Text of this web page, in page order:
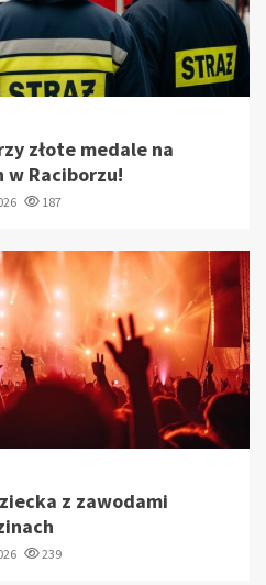
złote medale na
w Raciborzu!
187
z zawodami
239